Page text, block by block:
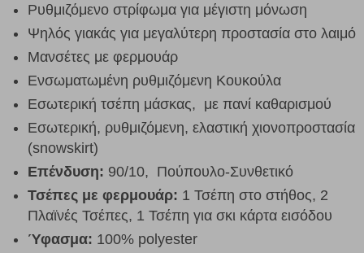
Ρυθμιζόμενο στρίφωμα για μέγιστη μόνωση
Ψηλός γιακάς για μεγαλύτερη προστασία στο λαιμό
Μανσέτες με φερμουάρ
Ενσωματωμένη ρυθμιζόμενη Κουκούλα
Εσωτερική τσέπη μάσκας, με πανί καθαρισμού
Εσωτερική, ρυθμιζόμενη, ελαστική χιονοπροστασία
(snowskirt)
Επένδυση: 90/10, Πούπουλο-Συνθετικό
Τσέπες με φερμουάρ: 1 Τσέπη στο στήθος, 2
Πλαϊνές Τσέπες, 1 Τσέπη για σκι κάρτα εισόδου
Ύφασμα: 100% polyester